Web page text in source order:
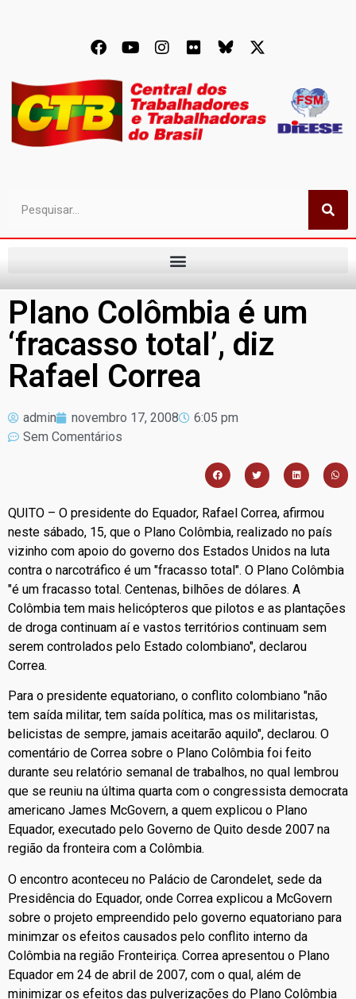
Plano Colômbia é um
‘fracasso total’, diz
Rafael Correa
admin novembro 17, 2008
6:05 pm
Sem Comentários
QUITO – O presidente do Equador, Rafael Correa, afirmou
neste sábado, 15, que o Plano Colômbia, realizado no país
vizinho com apoio do governo dos Estados Unidos na luta
contra o narcotráfico é um "fracasso total". O Plano Colômbia
"é um fracasso total. Centenas, bilhões de dólares. A
Colômbia tem mais helicópteros que pilotos e as plantações
de droga continuam aí e vastos territórios continuam sem
serem controlados pelo Estado colombiano", declarou
Correa.
Para o presidente equatoriano, o conflito colombiano "não
tem saída militar, tem saída política, mas os militaristas,
belicistas de sempre, jamais aceitarão aquilo", declarou. O
comentário de Correa sobre o Plano Colômbia foi feito
durante seu relatório semanal de trabalhos, no qual lembrou
que se reuniu na última quarta com o congressista democrata
americano James McGovern, a quem explicou o Plano
Equador, executado pelo Governo de Quito desde 2007 na
região da fronteira com a Colômbia.
O encontro aconteceu no Palácio de Carondelet, sede da
Presidência do Equador, onde Correa explicou a McGovern
sobre o projeto empreendido pelo governo equatoriano para
minimzar os efeitos causados pelo conflito interno da
Colômbia na região Fronteiriça. Correa apresentou o Plano
Equador em 24 de abril de 2007, com o qual, além de
minimizar os efeitos das pulverizações do Plano Colômbia